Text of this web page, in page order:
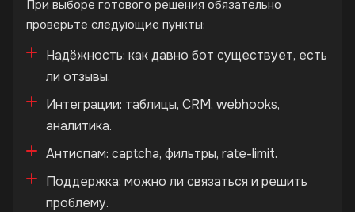
При выборе готового решения обязательно
проверьте следующие пункты:
Надёжность: как давно бот существует, есть
ли отзывы.
Интеграции: таблицы, CRM, webhooks,
аналитика.
Антиспам: captcha, фильтры, rate-limit.
Поддержка: можно ли связаться и решить
проблему.